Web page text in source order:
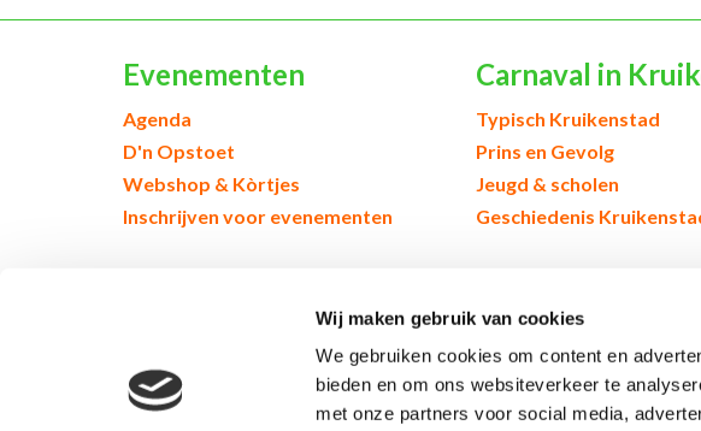
Wij maken gebruik van cookies
We gebruiken cookies om content en
bieden en om ons websiteverkeer te
met onze partners voor social media,
Evenementen
Agenda
D'n Opstoet
Webshop & Kòrtjes
Inschrijven voor evenementen
Carnaval in
Typisch Kruikenstad
Prins en Gevolg
Jeugd & scholen
Geschiedenis
© 2026 Kruikenstad. Product van2manydots